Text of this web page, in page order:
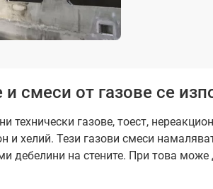
и смеси от газове се
технически газове, тоест,
и хелий. Тези газови смеси
дебелини на стените. При това